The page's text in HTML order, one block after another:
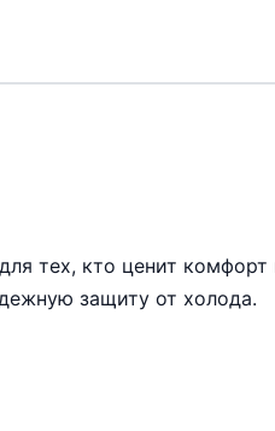
тех, кто ценит комфорт
защиту от холода.